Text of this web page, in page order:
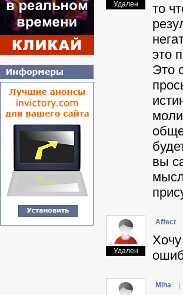
Удален
то
это
Это
вы
Удален
Affect
Хочу
Miha